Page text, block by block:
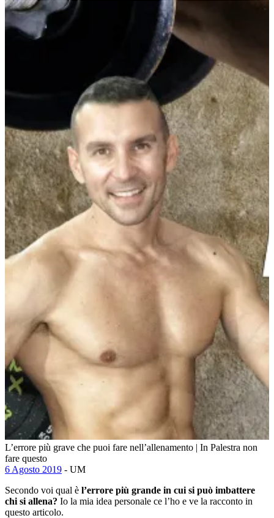
L’errore più grave che puoi fare nell’allenamento | In Palestra non
fare questo
6 Agosto 2019 - UM
Secondo voi qual è l’errore più grande in cui si può imbattere
chi si allena? Io la mia idea personale ce l’ho e ve la racconto in
questo articolo.